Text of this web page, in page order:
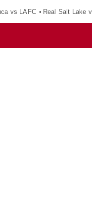
vs LAFC Real Salt Lake